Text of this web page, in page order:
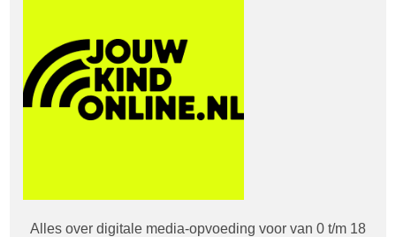
Alles over digitale media-opvoeding voor van 0 t/m 18